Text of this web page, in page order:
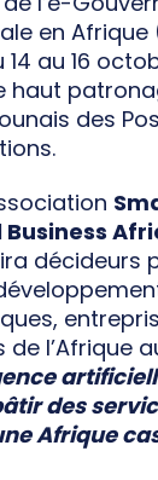
en Afrique
au 16
haut
des
décideurs
l’Afrique
des
Afrique